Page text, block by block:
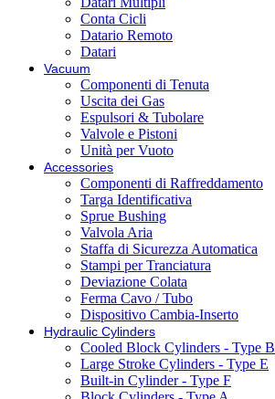
Conta Cicli
Datario Remoto
Datari
Vacuum
Componenti di Tenuta
Uscita dei Gas
Espulsori & Tubolare
Valvole e Pistoni
Unità per Vuoto
Accessories
Componenti di Raffreddamento
Targa Identificativa
Sprue Bushing
Valvola Aria
Staffa di Sicurezza Automatica
Stampi per Tranciatura
Deviazione Colata
Ferma Cavo / Tubo
Dispositivo Cambia-Inserto
Hydraulic Cylinders
Cooled Block Cylinders - Type B
Large Stroke Cylinders - Type E
Built-in Cylinder - Type F